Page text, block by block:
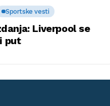
Sportske vesti
Liverpool se
put